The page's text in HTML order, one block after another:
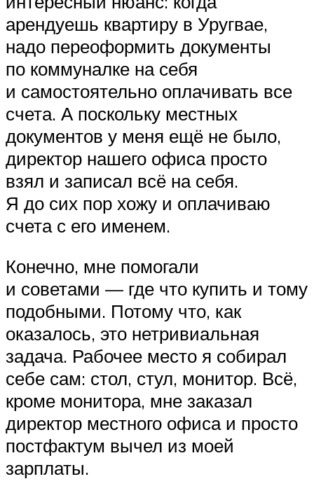
арендуешь квартиру в Уругвае,
надо переоформить документы
по коммуналке на себя
и самостоятельно оплачивать все
счета. А поскольку местных
документов у меня ещё не было,
директор нашего офиса просто
взял и записал всё на себя.
Я до сих пор хожу и оплачиваю
счета с его именем.
Конечно, мне помогали
и советами — где что купить и тому
подобными. Потому что, как
оказалось, это нетривиальная
задача. Рабочее место я собирал
себе сам: стол, стул, монитор. Всё,
кроме монитора, мне заказал
директор местного офиса и просто
постфактум вычел из моей
зарплаты.